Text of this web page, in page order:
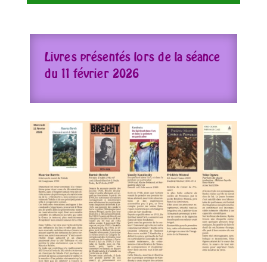
Livres présentés lors de la séance
du 11 février 2026